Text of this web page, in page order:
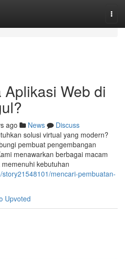
Web di
ago News
Discuss
solusi virtual yang modern?
pembuat pengembangan
menawarkan berbagai macam
kebutuhan
mencari-pembuatan-
Upvoted